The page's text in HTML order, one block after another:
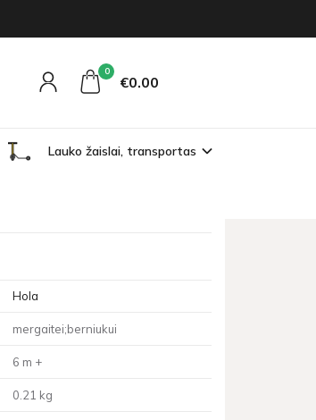
0
€0 00
Lauko žaislai, transportas
dla maluszka.
Hola
mergaitei;berniukui
6 m +
0.21 kg